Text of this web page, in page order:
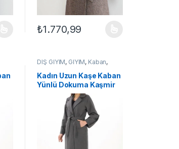
seçilebilir
varyasyonu var. Seçenekler ürün sayfasından
₺1.770,99
Bu ürünün birden fazla varyasyonu var.
DIŞ GİYİM, GİYİM, Kaban,
Kadın Uzun Kaşe Kaban
Yünlü Dokuma Kaşmir
Kruvaze Yaka Kuşaklı
Astarlı Tesettür – Füme